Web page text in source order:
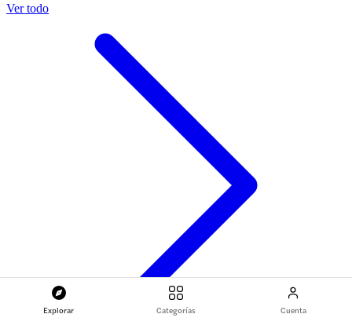
Explorar Categorías Cuenta
Ver todo